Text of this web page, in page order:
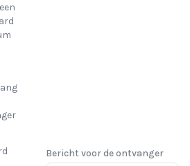
Bericht voor de ontvanger